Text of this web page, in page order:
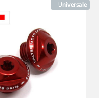
Universale